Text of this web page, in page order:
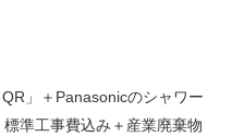
」＋Panasonicのシャワー
準工事費込み＋産業廃棄物